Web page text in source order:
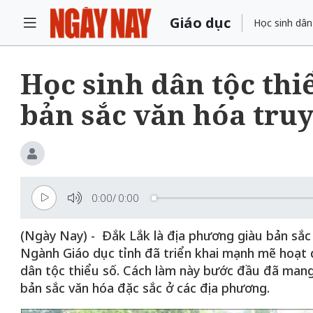
Giáo dục Học sinh
Học sinh dân tộc
bản sắc văn hóa
0:00/ 0:00
(Ngày Nay) - Đắk Lắk là địa phương giàu bản
Ngành Giáo dục tỉnh đã triển khai mạnh mẽ
dân tộc thiểu số. Cách làm này bước đầu đã
bản sắc văn hóa đặc sắc ở các địa phương.